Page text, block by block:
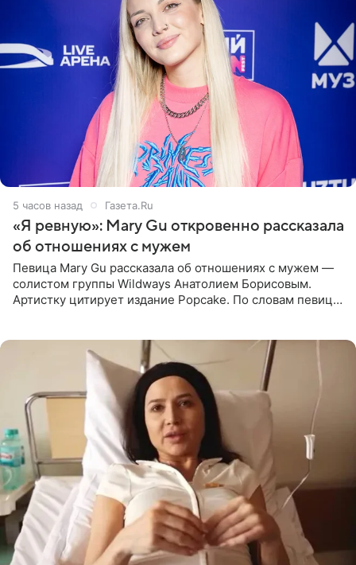
5 часов назад Газета.Ru
«Я ревную»: Mary Gu откровенно рассказала
об отношениях с мужем
Певица Mary Gu рассказала об отношениях с мужем —
солистом группы Wildways Анатолием Борисовым.
Артистку цитирует издание Popcake. По словам певицы,